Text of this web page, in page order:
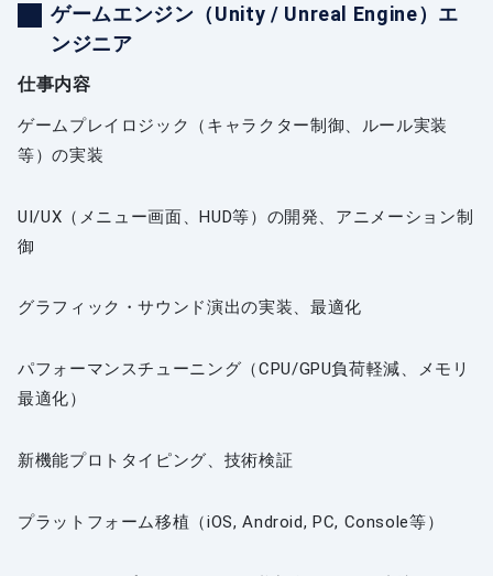
ゲームエンジン（Unity / Unreal Engine）エ
ンジニア
仕事内容
ゲームプレイロジック（キャラクター制御、ルール実装
等）の実装
UI/UX（メニュー画面、HUD等）の開発、アニメーション制
御
グラフィック・サウンド演出の実装、最適化
パフォーマンスチューニング（CPU/GPU負荷軽減、メモリ
最適化）
新機能プロトタイピング、技術検証
プラットフォーム移植（iOS, Android, PC, Console等）